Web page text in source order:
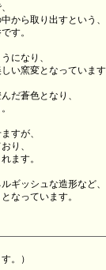
から取り出すという、
す。
になり、
い窯変となっています
だ蒼色となり、
すが、
り、
ます。
ギッシュな造形など、
なっています。
。）